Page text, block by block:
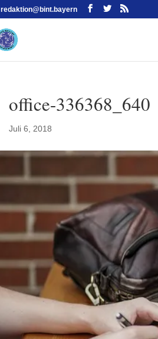
redaktion@bint.bayern
office-336368_640
Juli 6, 2018